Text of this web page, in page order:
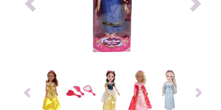
Previous Next
Previous Next